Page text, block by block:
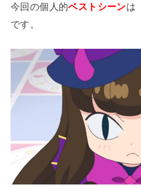
今回の個人的ベストシーンは
です。